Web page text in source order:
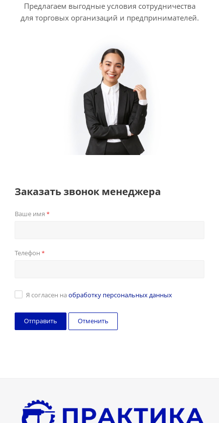
Предлагаем выгодные условия сотрудничества
для торговых организаций и предпринимателей.
Заказать звонок менеджера
Ваше имя *
Телефон *
Я согласен на обработку персональных данных
Отменить